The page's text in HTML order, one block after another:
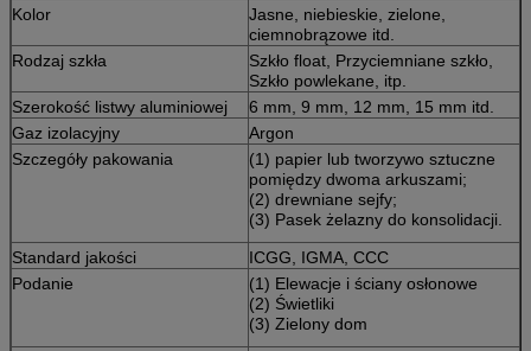
Kolor
Jasne, niebieskie, zielone,
ciemnobrązowe itd.
Rodzaj szkła
Szkło float, Przyciemniane szkło,
Szkło powlekane, itp.
Szerokość listwy aluminiowej
6 mm, 9 mm, 12 mm, 15 mm itd.
Gaz izolacyjny
Argon
Szczegóły pakowania
(1) papier lub tworzywo sztuczne
pomiędzy dwoma arkuszami;
(2) drewniane sejfy;
(3) Pasek żelazny do konsolidacji.
Standard jakości
ICGG, IGMA, CCC
Podanie
(1) Elewacje i ściany osłonowe
(2) Świetliki
(3) Zielony dom